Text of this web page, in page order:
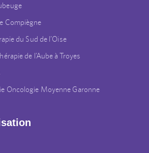
Compiègne
du Sud de l’Oise
de l’Aube à Troyes
Oncologie Moyenne Garonne